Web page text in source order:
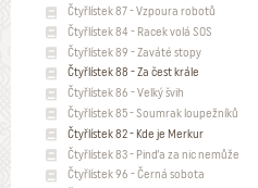
Čtyřlístek 87 - Vzpoura robotů
Čtyřlístek 84 - Racek volá SOS
Čtyřlístek 89 - Zaváté stopy
Čtyřlístek 88 - Za čest krále
Čtyřlístek 86 - Velký švih
Čtyřlístek 85 - Soumrak loupežníků
Čtyřlístek 82 - Kde je Merkur
Čtyřlístek 83 - Pinďa za nic nemůže
Čtyřlístek 96 - Černá sobota